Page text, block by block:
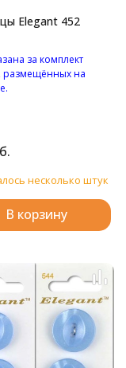
Elegant 452
за комплект
размещённых на
несколько штук
В корзину